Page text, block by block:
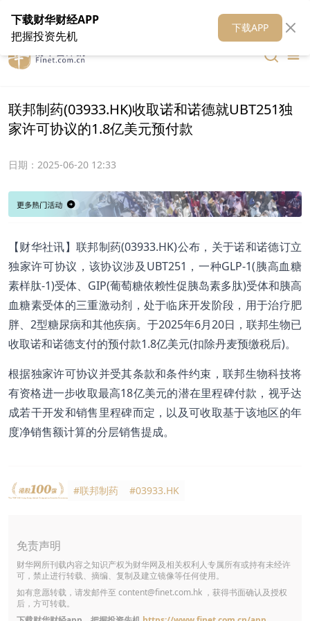
在线客服 关于我们 财华媒体矩阵 财华智库
联邦制药(03933.HK)收取诺和诺德就UBT251独
家许可协议的1.8亿美元预付款
日期： 2025-06-20 12:33
【财华社讯】联邦制药(03933.HK)公布，关于诺和诺德订立
独家许可协议，该协议涉及UBT251，一种GLP-1(胰高血糖
素样肽-1)受体、GIP(葡萄糖依赖性促胰岛素多肽)受体和胰高
血糖素受体的三重激动剂，处于临床开发阶段，用于治疗肥
胖、2型糖尿病和其他疾病。于2025年6月20日，联邦生物已
收取诺和诺德支付的预付款1.8亿美元(扣除丹麦预缴税后)。
根据独家许可协议并受其条款和条件约束，联邦生物科技将
有资格进一步收取最高18亿美元的潜在里程碑付款，视乎达
成若干开发和销售里程碑而定，以及可收取基于该地区的年
度净销售额计算的分层销售提成。
#联邦制药 #03933.HK
免责声明
财华网所刊载内容之知识产权为财华网及相关权利人专属所有或持有未经许
可，禁止进行转载、摘编、复制及建立镜像等任何使用。
如有意愿转载，请发邮件至 content@finet.com.hk ，获得书面确认及授权
后，方可转载。
下载财华财经APP
把握投资先机
下载APP